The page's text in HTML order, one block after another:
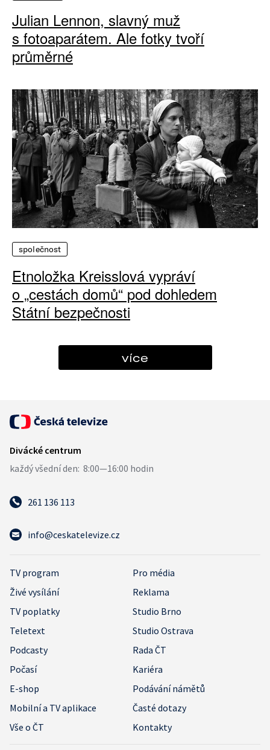
Julian Lennon, slavný muž
s fotoaparátem. Ale fotky tvoří
průměrné
společnost
Etnoložka Kreisslová vypráví
o „cestách domů“ pod dohledem
Státní bezpečnosti
více
261 136 113
info@ceskatelevize.cz
TV program
Pro média
Živé vysílání
Reklama
TV poplatky
Studio Brno
Teletext
Studio Ostrava
Podcasty
Rada ČT
Počasí
Kariéra
E-shop
Podávání námětů
Mobilní a TV aplikace
Časté dotazy
Vše o ČT
Kontakty